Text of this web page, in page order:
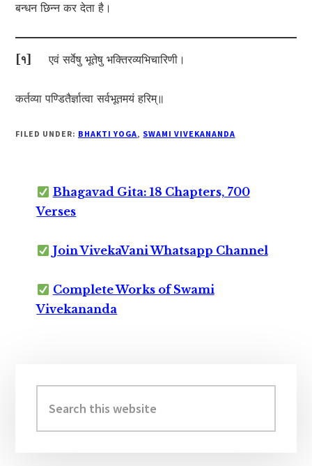
बन्धन छिन्न कर देता है।
१ एवं सर्वेषु भूतेषु भक्तिरव्यभिचारिणी।
कर्तव्या पण्डितैर्ज्ञात्वा सर्वभूतमयं हरिम्॥
FILED UNDER: BHAKTI YOGA, SWAMI VIVEKANANDA
Bhagavad Gita: 18 Chapters, 700
Verses
Join VivekaVani Whatsapp Channel
Complete Works of Swami
Vivekananda
Sidebar
this
website